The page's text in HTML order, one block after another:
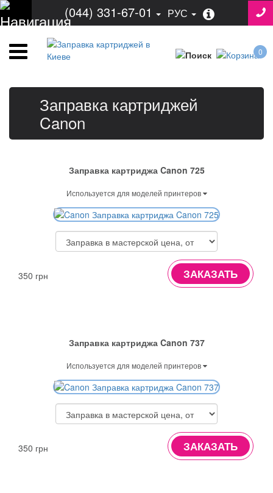
(044) 331-67-01 РУС
0
Заправка картриджей
Canon
Заправка картриджа Canon 725
Используется для моделей принтеров
350 грн ЗАКАЗАТЬ
Заправка картриджа Canon 737
Используется для моделей принтеров
350 грн ЗАКАЗАТЬ